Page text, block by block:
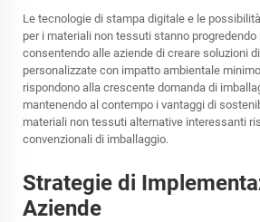
Le tecnologie di stampa digitale e le
per i materiali non tessuti stanno progredendo
consentendo alle aziende di creare soluzioni
personalizzate con impatto ambientale
rispondono alla crescente domanda di
mantenendo al contempo i vantaggi di
materiali non tessuti alternative interessanti
convenzionali di imballaggio.
Strategie di
Aziende